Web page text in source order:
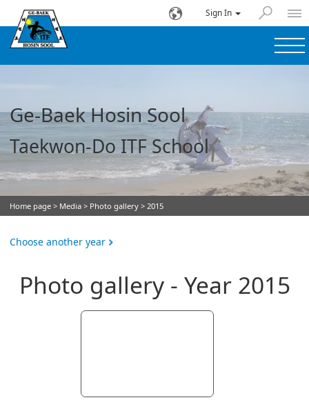
Sign In
Ge-Baek Hosin Sool
Taekwon-Do ITF School
Home page > Media > Photo gallery > 2015
Choose another year
Photo gallery - Year 2015